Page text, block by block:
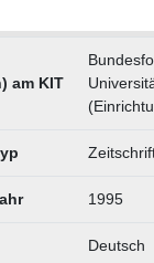
am KIT
1995
Deutsch